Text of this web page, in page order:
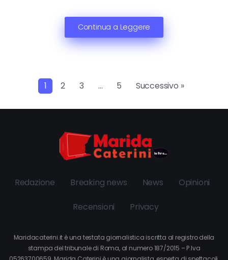
Continua a Leggere
1 2 3 … 5 Successivo »
Redazione Breaking news News Opinioni
Recensioni Privacy
Maridacaterini.it è una testata giornalistica iscritta al registro della
stampa del tribunale di Roma, al numero 187/2015 – P.Iva